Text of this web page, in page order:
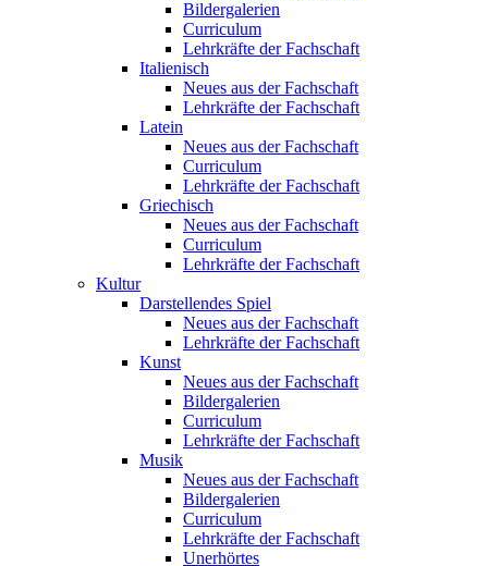
Bildergalerien
Curriculum
Lehrkräfte der Fachschaft
Italienisch
Neues aus der Fachschaft
Lehrkräfte der Fachschaft
Latein
Neues aus der Fachschaft
Curriculum
Lehrkräfte der Fachschaft
Griechisch
Neues aus der Fachschaft
Curriculum
Lehrkräfte der Fachschaft
Kultur
Darstellendes Spiel
Neues aus der Fachschaft
Lehrkräfte der Fachschaft
Kunst
Neues aus der Fachschaft
Bildergalerien
Curriculum
Lehrkräfte der Fachschaft
Musik
Neues aus der Fachschaft
Bildergalerien
Curriculum
Lehrkräfte der Fachschaft
Unerhörtes